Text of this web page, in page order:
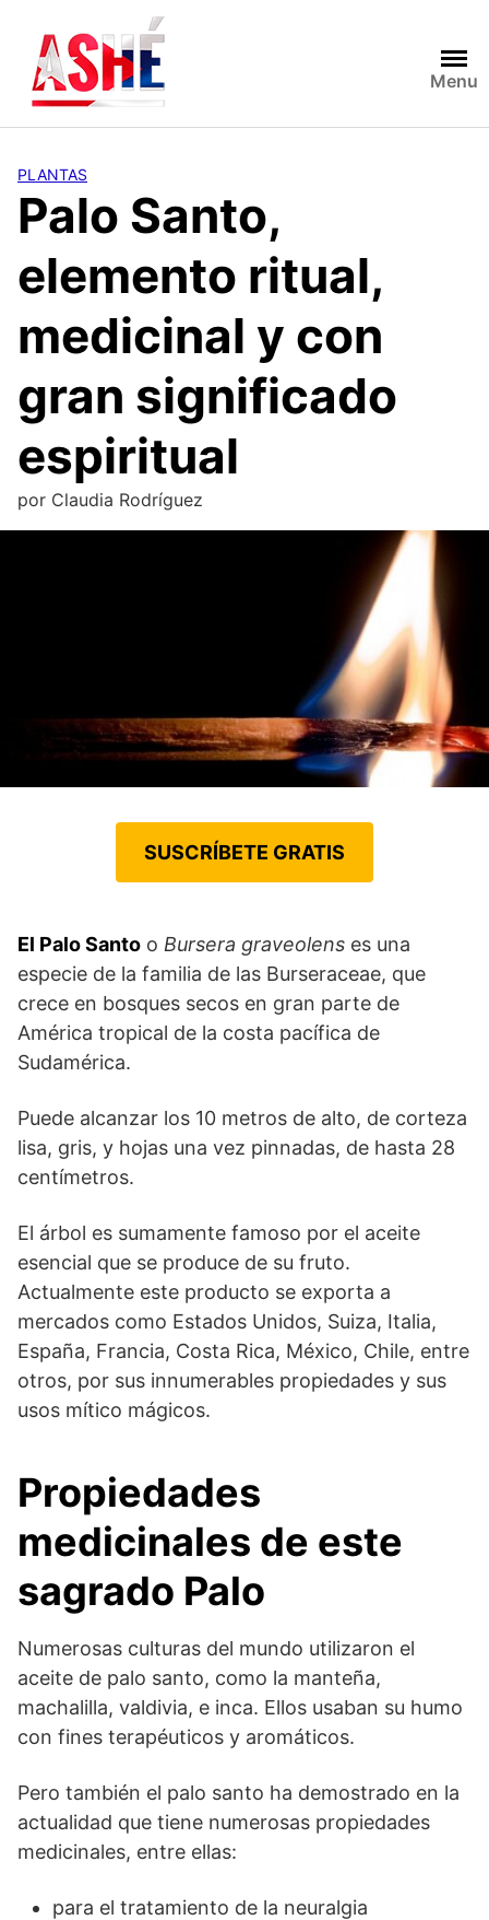
contenido
Menu
PLANTAS
Palo Santo,
elemento ritual,
medicinal y con
gran significado
espiritual
por Claudia Rodríguez
SUSCRÍBETE GRATIS
El Palo Santo o Bursera graveolens es una
especie de la familia de las Burseraceae, que
crece en bosques secos en gran parte de
América tropical de la costa pacífica de
Sudamérica.
Puede alcanzar los 10 metros de alto, de corteza
lisa, gris, y hojas una vez pinnadas, de hasta 28
centímetros.
El árbol es sumamente famoso por el aceite
esencial que se produce de su fruto.
Actualmente este producto se exporta a
mercados como Estados Unidos, Suiza, Italia,
España, Francia, Costa Rica, México, Chile, entre
otros, por sus innumerables propiedades y sus
usos mítico mágicos.
Propiedades
medicinales de este
sagrado Palo
Numerosas culturas del mundo utilizaron el
aceite de palo santo, como la manteña,
machalilla, valdivia, e inca. Ellos usaban su humo
con fines terapéuticos y aromáticos.
Pero también el palo santo ha demostrado en la
actualidad que tiene numerosas propiedades
medicinales, entre ellas:
para el tratamiento de la neuralgia